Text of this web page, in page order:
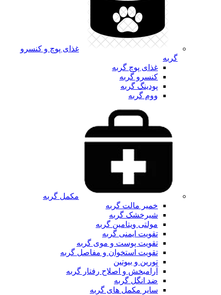
غذای پوچ و کنسرو
گربه
غذای پوچ گربه
کنسرو گربه
پودینگ گربه
ووم گربه
مکمل گربه
خمیر مالت گربه
شیرخشک گربه
مولتی ویتامین گربه
تقویت ایمنی گربه
تقویت پوست و موی گربه
تقویت استخوان و مفاصل گربه
تورین و بیوتین
آرامبخش و اصلاح رفتار گربه
ضد انگل گربه
سایر مکمل های گربه